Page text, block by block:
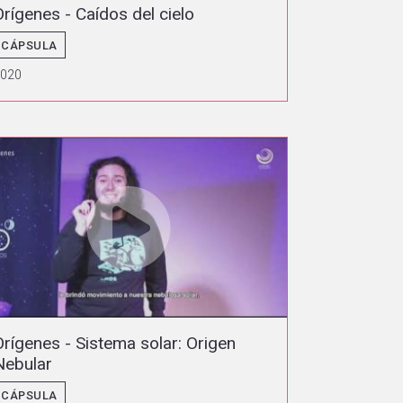
- Caídos del cielo
CÁPSULA
- Sistema solar: Origen
CÁPSULA